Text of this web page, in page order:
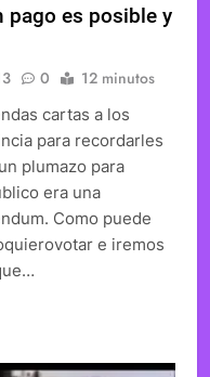
pago es posible y
0 12 minutos
cartas a los
para recordarles
plumazo para
era una
Como puede
e iremos